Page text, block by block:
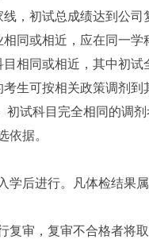
初试总成绩达到公司
或相近，应在同一学
同或相近，其中初试
可按相关政策调剂到
科目完全相同的调剂
依据。
进行。凡体检结果属
审，复审不合格者将取